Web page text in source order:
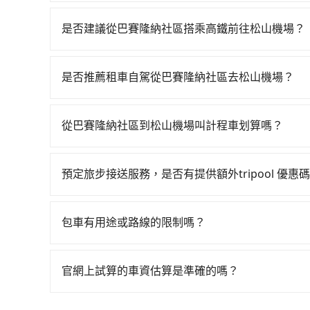
是否建議從巴賽隆納社區搭乘高鐵前往松山機場？
班車次，從最早06:15到22:50，過了末班車到清
價40元，再用15分鐘出站、等待車站前排班的計
擔50元車資，而且更會額外浪費61分鐘在轉乘與
是否推薦租車自駕從巴賽隆納社區去松山機場？
該適合你。註冊完iRent的app後，可以每小時
Yaris、Prius C、Vios這類乘坐體驗較差的車款
又或者要還車時卻偏偏找不到停車位，對於急著
從巴賽隆納社區到松山機場叫計程車划算嗎？
慮打電話至附近的計程車隊，如正德交通、聯興
預定旅步接送服務，是否有提供額外tripool 優惠碼
價錢更優惠」，即可獲取回程95折折價券，供您預
包車有用途或路線的限制嗎？
墓、包車旅遊、參加喜宴/喪禮、就醫回診、登山
官網上試算的車資估算是準確的嗎？